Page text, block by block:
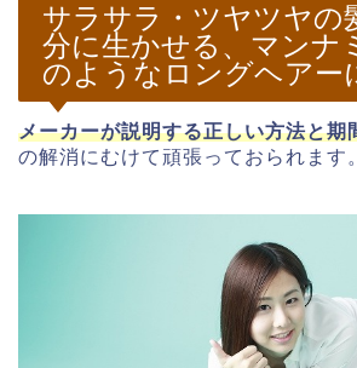
サラサラ・ツヤツヤの
分に生かせる、マンナ
のようなロングヘアー
メーカーが説明する正しい方法と期
の解消にむけて頑張っておられます。